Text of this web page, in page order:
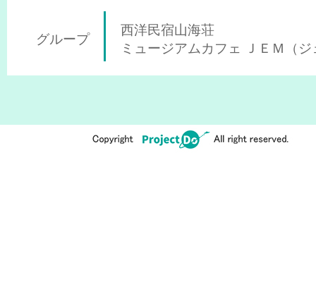
グループ
西洋民宿山海荘
ミュージアムカフェ ＪＥＭ（ジ